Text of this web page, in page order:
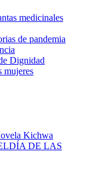
medicinales
de pandemia
Dignidad
mujeres
Kichwa
DE LAS